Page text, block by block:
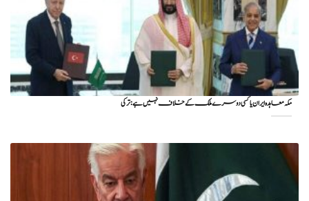
مکہ معاہدہ ایران یا کسی دوسرے ملک کے خلاف نہیں ہے: ترکی